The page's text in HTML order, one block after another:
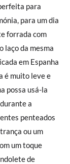
para
para um dia
forrada com
laço da mesma
em Espanha
é muito leve e
possa usá-la
a
penteados
ou um
um toque
de